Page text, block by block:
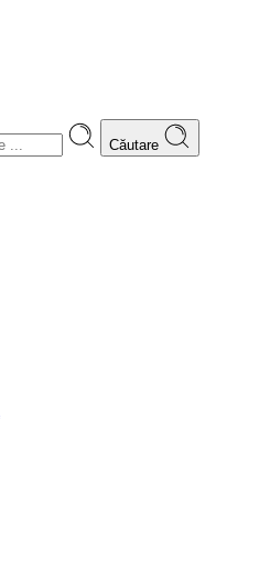
Căutare